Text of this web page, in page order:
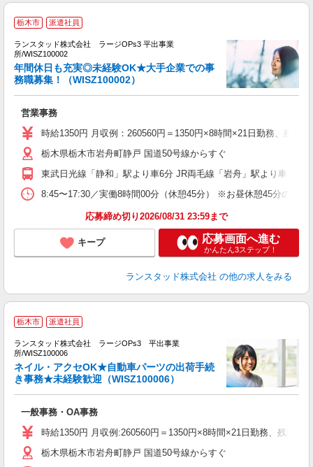
栃木市 派遣社員
ランスタッド株式会社 ラージOPs3 平出事業
所/WISZ100002
年間休日も充実◎未経験OK★大手企業での事
務職募集！（WISZ100002）
営業事務
時給1350円 月収例：260560円＝1350円×8時間×21日勤務、残業
栃木県栃木市岩舟町静戸 国道50号線からすぐ
東武日光線「静和」駅より車6分 JR両毛線「岩舟」駅より車10
8:45〜17:30／実働8時間00分（休憩45分） ※お昼休憩45分の他
応募締め切り2026/08/31 23:59まで
キープ 応募画面へ進む
かんたん3ステップ！
ランスタッド株式会社 の他の求人をみる
栃木市 派遣社員
ランスタッド株式会社 ラージOPs3 平出事業
所/WISZ100006
ネイル・アクセOK★自動車パーツの出荷手続
き事務★未経験歓迎（WISZ100006）
一般事務・OA事務
時給1350円 月収例:260560円＝1350円×8時間×21日勤務、残業
栃木県栃木市岩舟町静戸 国道50号線からすぐ